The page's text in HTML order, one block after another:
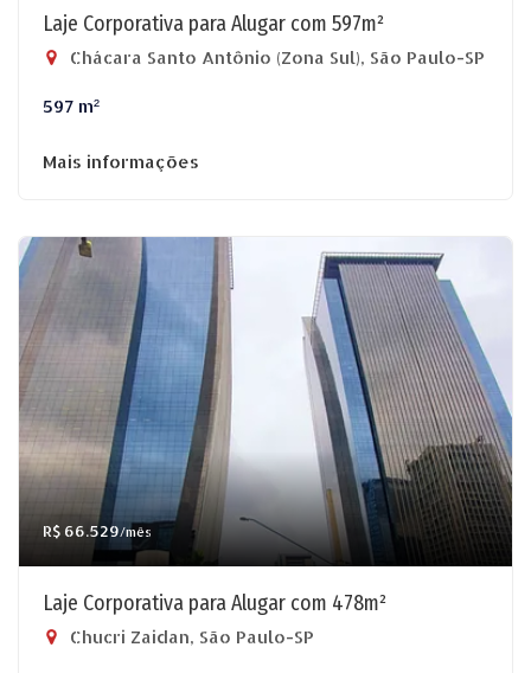
Laje Corporativa para Alugar com 597m²
Chácara Santo Antônio (Zona Sul), São Paulo-SP
597 m²
Mais informações
R$ 66.529/mês
Laje Corporativa para Alugar com 478m²
Chucri Zaidan, São Paulo-SP